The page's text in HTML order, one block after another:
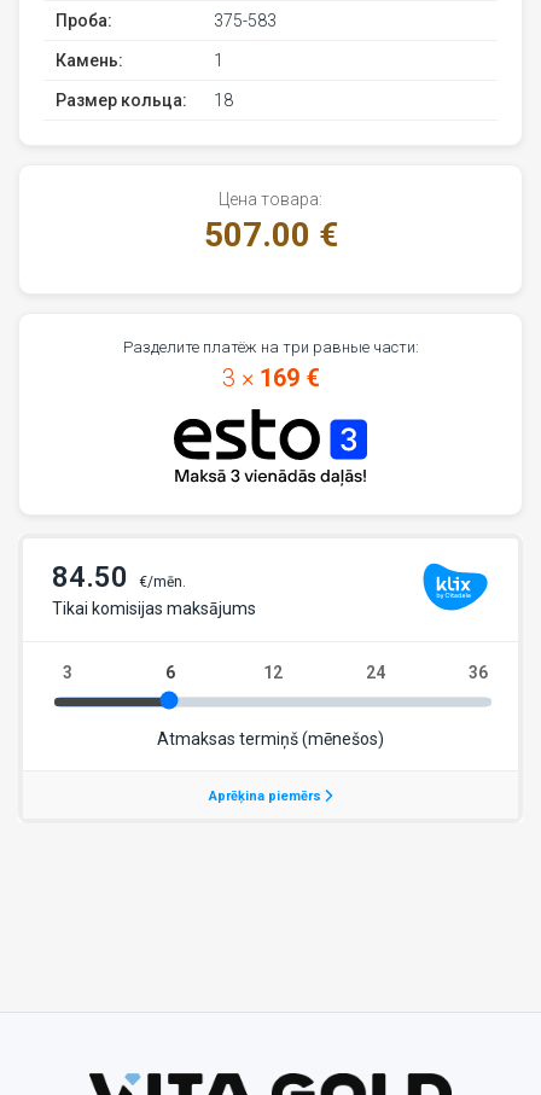
Проба: 375-583
Камень: 1
Размер кольца: 18
Цена товара:
507.00 €
Разделите платёж на три равные части:
3 × 169 €